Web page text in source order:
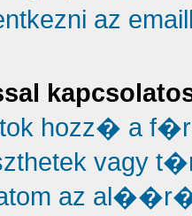
az
hozz� a
vagy
az